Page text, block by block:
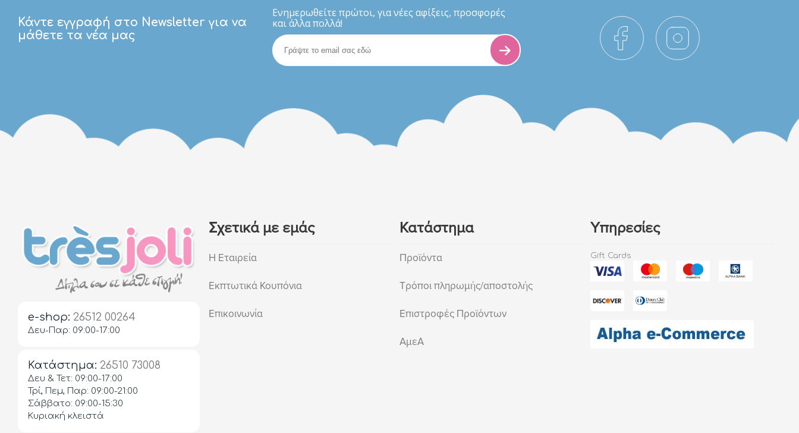
Κάντε εγγραφή στο Newsletter για να
μάθετε τα νέα μας
Eνημερωθείτε πρώτοι, για νέες αφίξεις, προσφορές
και άλλα πολλά!
e-shop: 26512 00264
Δευ-Παρ: 09:00-17:00
Κατάστημα: 26510 73008
Δευ & Τετ: 09:00-17:00
Τρί, Πεμ, Παρ: 09:00-21:00
Σάββατο: 09:00-15:30
Κυριακή κλειστά
Σχετικά με εμάς
Η Εταιρεία
Εκπτωτικά Κουπόνια
Επικοινωνία
Κατάστημα
Προϊόντα
Τρόποι πληρωμής/αποστολής
Επιστροφές Προϊόντων
ΑμεΑ
Υπηρεσίες
Gift Cards